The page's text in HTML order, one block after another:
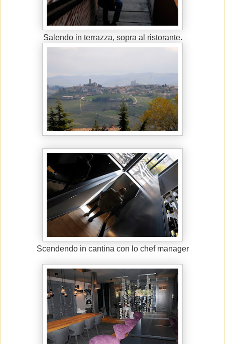
Salendo in terrazza, sopra al ristorante.
Scendendo in cantina con lo chef manager